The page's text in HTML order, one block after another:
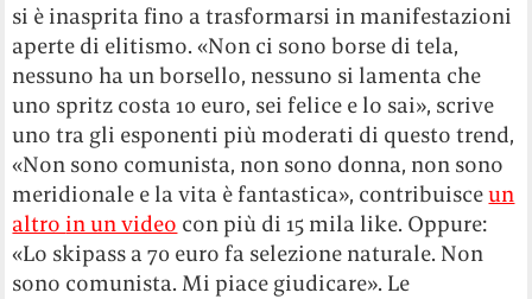
si è inasprita fino a trasformarsi in manifestazioni
aperte di elitismo. «Non ci sono borse di tela,
nessuno ha un borsello, nessuno si lamenta che
uno spritz costa 10 euro, sei felice e lo sai», scrive
uno tra gli esponenti più moderati di questo trend,
«Non sono comunista, non sono donna, non sono
meridionale e la vita è fantastica», contribuisceun
altro in un video con più di 15 mila like. Oppure:
«Lo skipass a 70 euro fa selezione naturale. Non
sono comunista. Mi piace giudicare». Le